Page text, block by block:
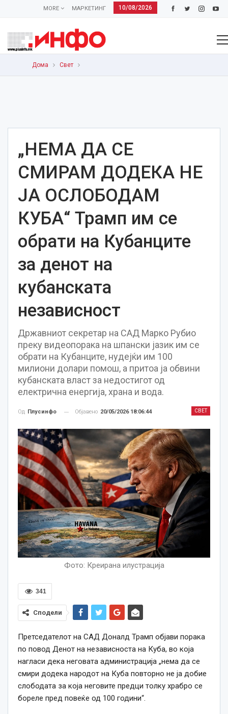
10/08/2026
МАРКЕТИНГ
MORE
Дома Свет
„НЕМА ДА СЕ
СМИРАМ ДОДЕКА НЕ
ЈА ОСЛОБОДАМ
КУБА“ Трамп им се
обрати на Кубанците
за денот на
кубанската
независност
Државниот секретар на САД Марко Рубио
преку видеопорака на шпански јазик им се
обрати на Кубанците, нудејќи им 100
милиони долари помош, а притоа ја обвини
кубанската власт за недостигот од
електрична енергија, храна и вода.
СВЕТ
Од Плусинфо Објавено 20/05/2026 18:06:44
Фото: Креирана илустрација
341
Сподели
Претседателот на САД Доналд Трамп објави порака
по повод Денот на независноста на Куба, во која
нагласи дека неговата администрација „нема да се
смири додека народот на Куба повторно не ја добие
слободата за која неговите предци толку храбро се
бореле пред повеќе од 100 години“.